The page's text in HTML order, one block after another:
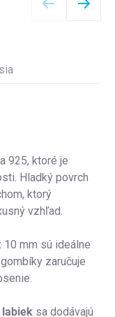
925, ktoré je
Hladký povrch
ktorý
vzhľad.
mm sú ideálne
zaručuje
labiek sa dodávajú